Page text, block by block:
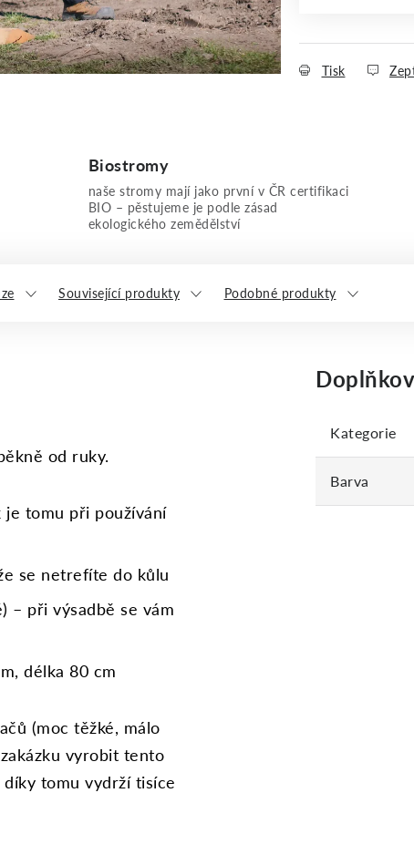
Tisk
Biostromy
naše stromy mají jako první v ČR certifikaci
BIO – pěstujeme je podle zásad
ekologického zemědělství
Související produkty Podobné produkty
od ruky.
je tomu při používání
se netrefíte do kůlu
– při výsadbě se vám
délka 80 cm
(moc těžké, málo
vyrobit tento
díky tomu vydrží tisíce
Kategorie
Barva